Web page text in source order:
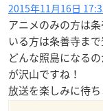
2015年11月16日
アニメのみの方は
いる方は条善寺ま
どんな照島になる
が沢山ですね！
放送を楽しみに待ち